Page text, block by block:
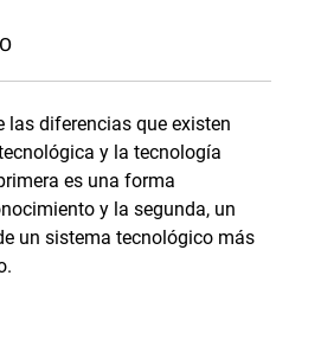
las diferencias que existen
y la tecnología
es una forma
y la segunda, un
un sistema tecnológico más